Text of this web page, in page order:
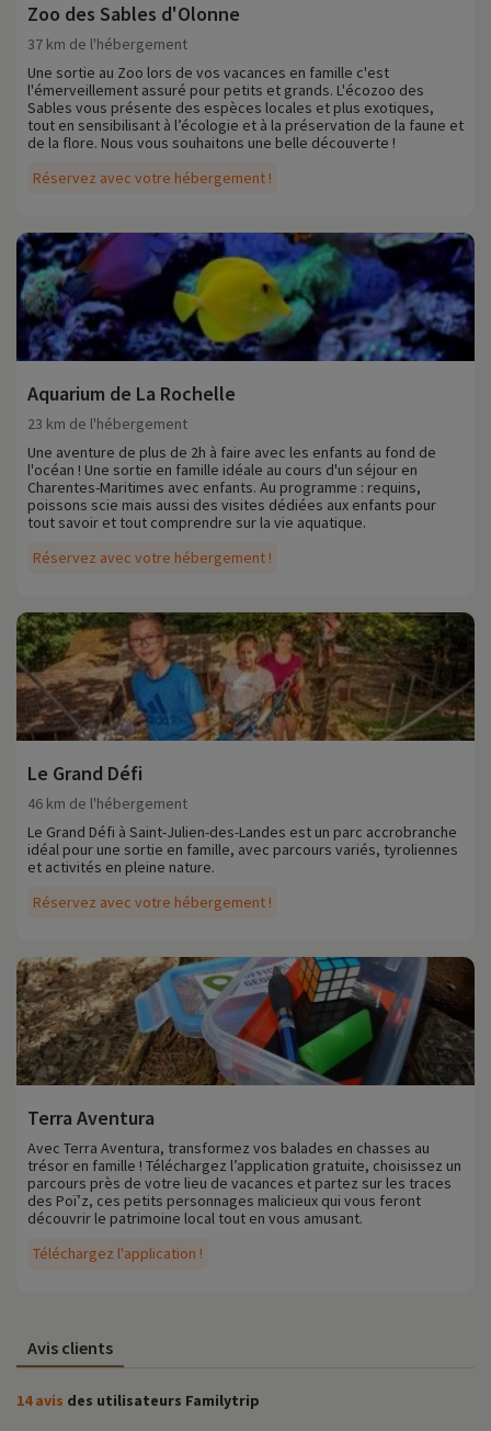
Zoo des Sables d'Olonne
Réservez avec votre hébergement !
37 km de l'hébergement
Une sortie au Zoo lors de vos vacances en famille c'est
l'émerveillement assuré pour petits et grands. L'écozoo des
Sables vous présente des espèces locales et plus exotiques,
tout en sensibilisant à l’écologie et à la préservation de la faune et
de la flore. Nous vous souhaitons une belle découverte !
Aquarium de La Rochelle
Réservez avec votre hébergement !
23 km de l'hébergement
Une aventure de plus de 2h à faire avec les enfants au fond de
l'océan ! Une sortie en famille idéale au cours d'un séjour en
Charentes-Maritimes avec enfants. Au programme : requins,
poissons scie mais aussi des visites dédiées aux enfants pour
tout savoir et tout comprendre sur la vie aquatique.
Le Grand Défi
Réservez avec votre hébergement !
46 km de l'hébergement
Le Grand Défi à Saint-Julien-des-Landes est un parc accrobranche
idéal pour une sortie en famille, avec parcours variés, tyroliennes
et activités en pleine nature.
Terra Aventura
Téléchargez l'application !
Avec Terra Aventura, transformez vos balades en chasses au
trésor en famille ! Téléchargez l’application gratuite, choisissez un
parcours près de votre lieu de vacances et partez sur les traces
des Poï’z, ces petits personnages malicieux qui vous feront
découvrir le patrimoine local tout en vous amusant.
Avis clients
14 avis des utilisateurs Familytrip